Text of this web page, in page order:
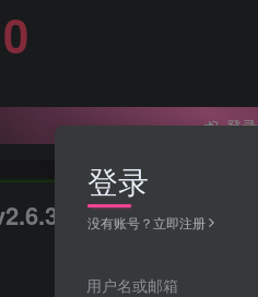
0
登
登录
没有账号？立即注册
用户名或邮箱